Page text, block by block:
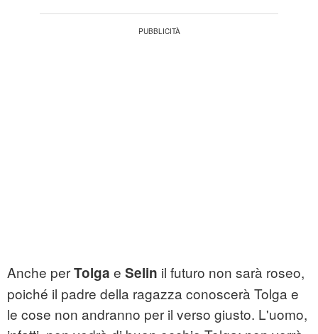
Anche perTolga e Selin il futuro non sarà roseo,
poiché il padre della ragazza conoscerà Tolga e
le cose non andranno per il verso giusto. L'uomo,